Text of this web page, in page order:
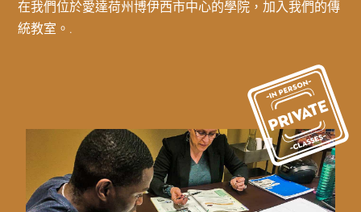
在我們位於愛達荷州博伊西市中心的學院，加入我們的傳
統教室。.